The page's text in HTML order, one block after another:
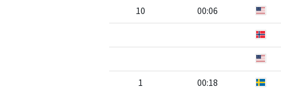
10 00:06
1 00:18